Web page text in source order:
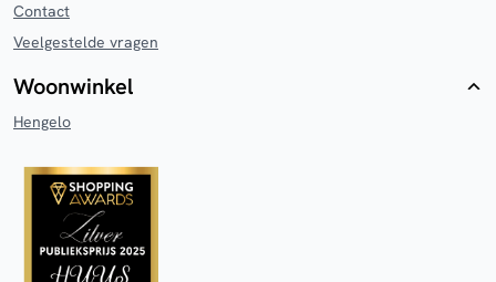
Contact
Veelgestelde vragen
Woonwinkel
Hengelo